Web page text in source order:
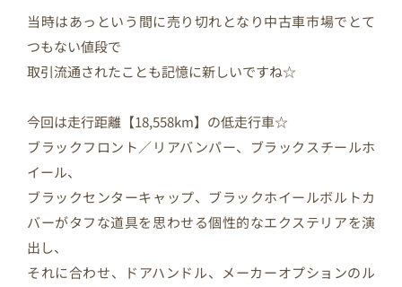
当時はあっという間に売り切れとなり中古車市場でとて
つもない値段で
取引流通されたことも記憶に新しいですね☆
今回は走行距離【18,558km】の低走行車☆
ブラックフロント／リアバンパー、ブラックスチールホ
イール、
ブラックセンターキャップ、ブラックホイールボルトカ
バーがタフな道具を思わせる個性的なエクステリアを演
出し、
それに合わせ、ドアハンドル、メーカーオプションのル